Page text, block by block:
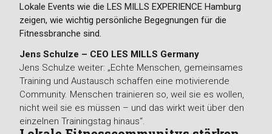
Lokale Events wie die LES MILLS EXPERIENCE Hamburg
zeigen, wie wichtig persönliche Begegnungen für die
Fitnessbranche sind.
Jens Schulze – CEO LES MILLS Germany
Jens Schulze weiter: „Echte Menschen, gemeinsames
Training und Austausch schaffen eine motivierende
Community. Menschen trainieren so, weil sie es wollen,
nicht weil sie es müssen – und das wirkt weit über den
einzelnen Trainingstag hinaus“.